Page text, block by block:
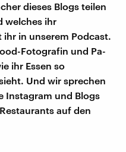
dieses Blogs teilen
welches ihr
in unserem Podcast.
Fotografin und Pa­
ihr Essen so
Und wir sprechen
Instagram und Blogs
auf den